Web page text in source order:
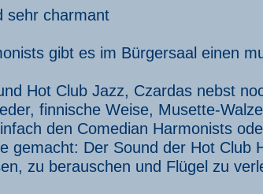
sehr charmant
gibt es im Bürgersaal einen
Hot Club Jazz, Czardas nebst
finnische Weise, Musette-
den Comedian Harmonists
gemacht: Der Sound der Hot Club
zu berauschen und Flügel zu